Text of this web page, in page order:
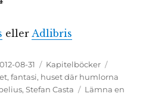
eller Adlibris
08-31 Kategorier
Kapitelböcker
,fantasi, huset där humlorna
,Stefan Casta
Lämna en